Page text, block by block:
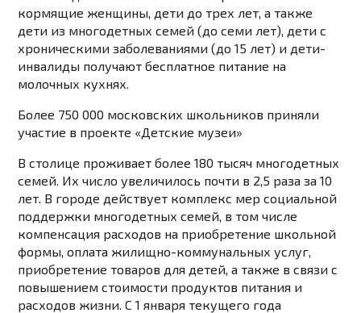
кормящие женщины, дети до трех лет, а также
дети из многодетных семей (до семи лет), дети с
хроническими заболеваниями (до 15 лет) и дети-
инвалиды получают бесплатное питание на
молочных кухнях.
Более 750 000 московских школьников приняли
участие в проекте «Детские музеи»
В столице проживает более 180 тысяч многодетных
семей. Их число увеличилось почти в 2,5 раза за 10
лет. В городе действует комплекс мер социальной
поддержки многодетных семей, в том числе
компенсация расходов на приобретение школьной
формы, оплата жилищно-коммунальных услуг,
приобретение товаров для детей, а также в связи с
повышением стоимости продуктов питания и
расходов жизни. С 1 января текущего года